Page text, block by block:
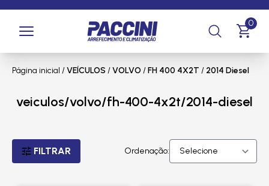
0
Página inicial /VEÍCULOS /VOLVO /FH 400 4X2T / 2014 Diesel
veiculos/volvo/fh-400-4x2t/2014-diesel
FILTRAR Ordenação: